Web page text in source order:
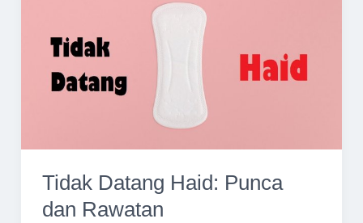
Tidak Datang Haid: Punca
dan Rawatan